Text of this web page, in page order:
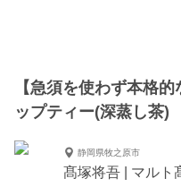
【急須を使わず本格
ップティー(深蒸し茶)
静岡県牧之原市
髙塚将吾 | マルト